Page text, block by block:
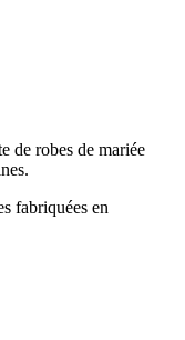
de robes de mariée
fabriquées en